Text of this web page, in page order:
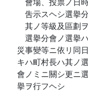
吿示スヘシ選擧
其ノ等級及區劃
選擧分會ノ選擧
災事變等ニ依リ同
キハ町村長ハ其ノ
會ノミニ關シ更ニ
擧ヲ行フヘシ